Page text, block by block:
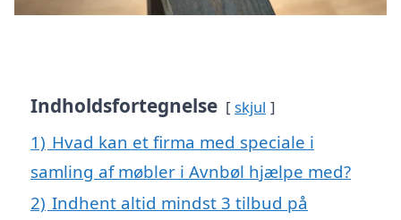
Indholdsfortegnelse skjul
1) Hvad kan et firma med speciale i
samling af møbler i Avnbøl hjælpe med?
2) Indhent altid mindst 3 tilbud på